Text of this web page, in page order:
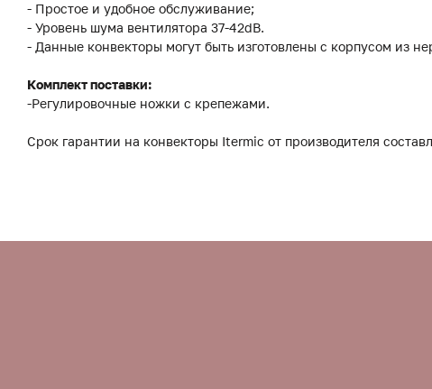
- Простое и удобное обслуживание;
- Уровень шума вентилятора 37-42dB.
- Данные конвекторы могут быть изготовлены с корпусом из
Комплект поставки:
-Регулировочные ножки с крепежами.
Срок гарантии на конвекторы Itermic от производителя